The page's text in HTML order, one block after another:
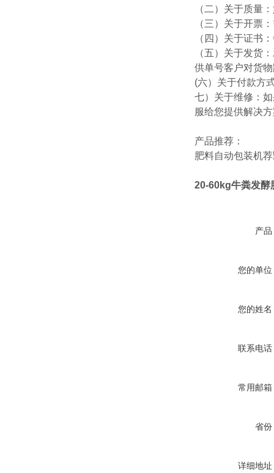
（二）关于质量
（三）关于开票
（四）关于证书
（五）关于发货
供单号客户对货
(六）关于付款方
七）关于维修：
服给您提供解决
产品推荐：
肥料自动包装机荐
20-60kg牛粪发酵
产品
您的单位
您的姓名
联系电话
常用邮箱
省份
详细地址